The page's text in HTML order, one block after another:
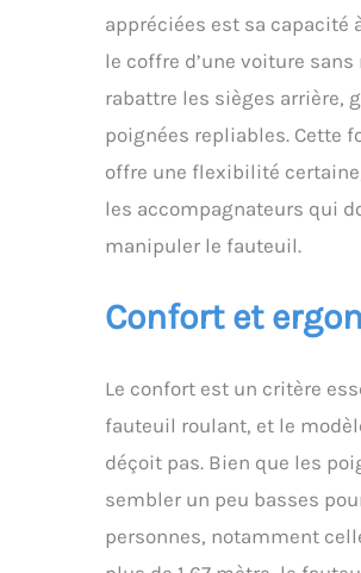
la
roulant.
peut
et la
fauteuil
aider à
par-
effort
: la
est sa
plier
mobilité
sans
appréciées est sa capacité
le coffre d’une voiture
rabattre les sièges arrière,
poignées repliables. Cette
offre une flexibilité
les accompagnateurs qui
manipuler le fauteuil.
Confort et
Le confort est un critère
fauteuil roulant, et le
déçoit pas. Bien que les
sembler un peu basses
personnes, notamment